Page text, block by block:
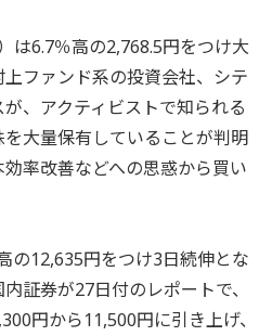
は6.7％高の2,768.5円をつけ大
ファンド系の投資会社、シテ
、アクティビストで知られる
大量保有していることが判明
率改善などへの思惑から買い
の12,635円をつけ3日続伸とな
証券が27日付のレポートで、
円から11,500円に引き上げ、